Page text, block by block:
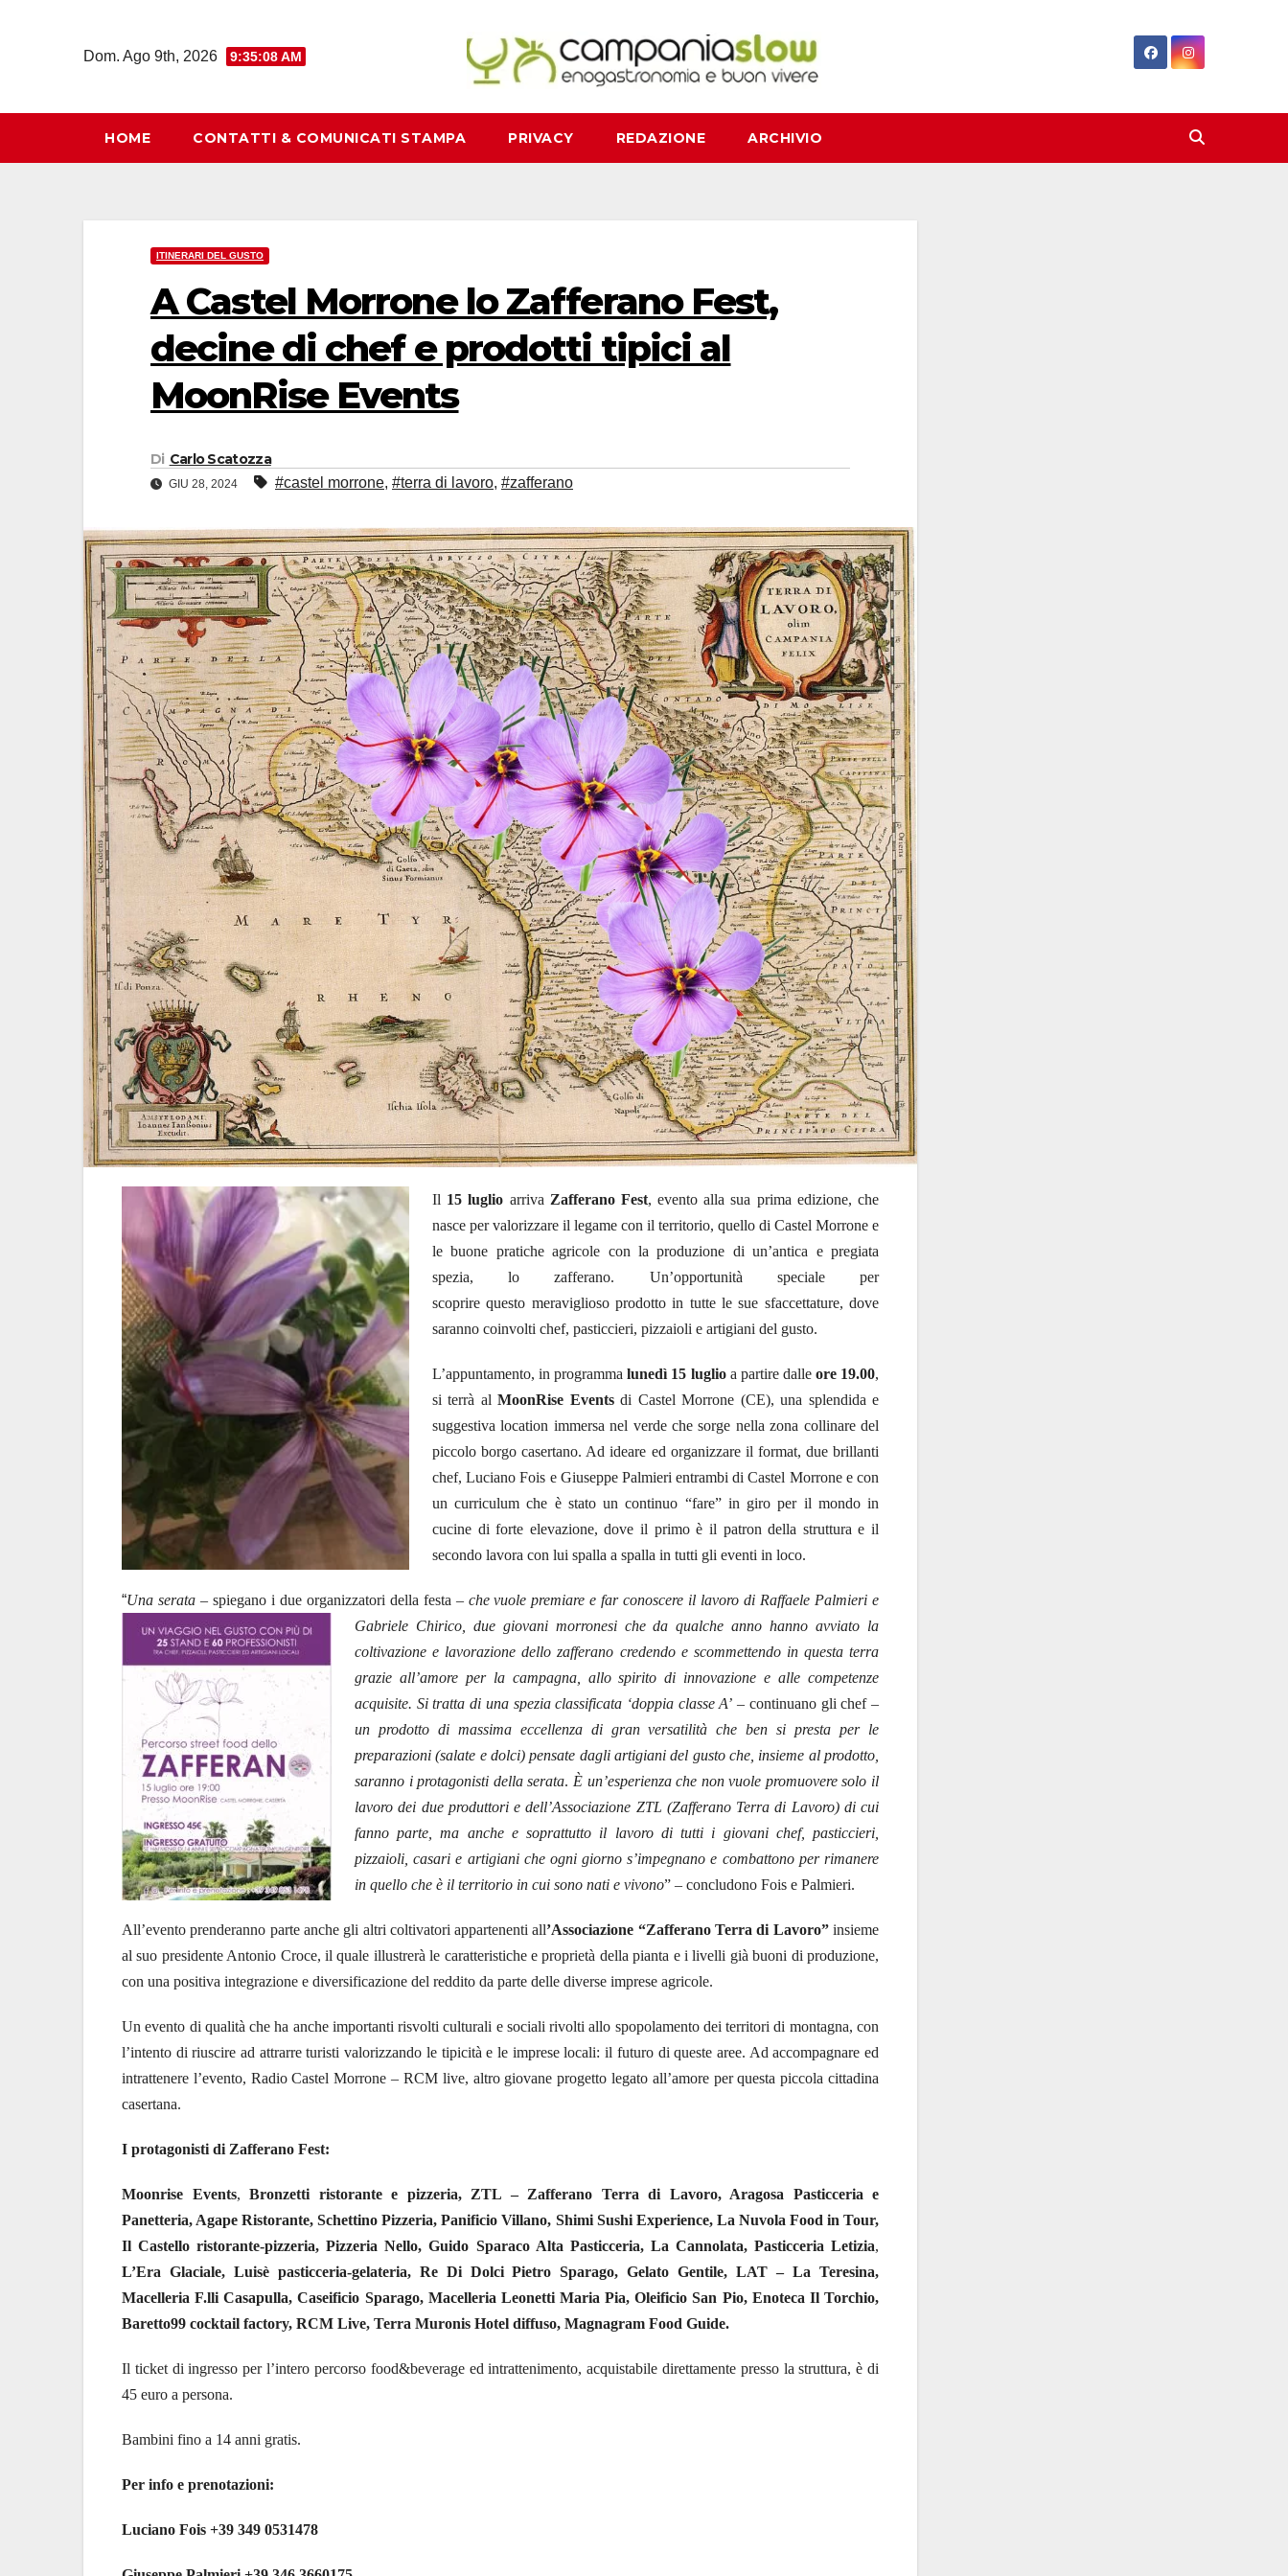
Dom. Ago 9th, 2026 9:35:09 AM
HOME CONTATTI & COMUNICATI STAMPA PRIVACY REDAZIONE ARCHIVIO
ITINERARI DEL GUSTO
A Castel Morrone lo Zafferano Fest,
decine di chef e prodotti tipici al
MoonRise Events
Di Carlo Scatozza
GIU 28, 2024 #castel morrone, #terra di lavoro, #zafferano
Il 15 luglio arriva Zafferano Fest, evento alla sua prima edizione, che
nasce per valorizzare il legame con il territorio, quello di Castel Morrone e
le buone pratiche agricole con la produzione di un’antica e pregiata
spezia, lo zafferano. Un’opportunità speciale per
scoprire questo meraviglioso prodotto in tutte le sue sfaccettature, dove
saranno coinvolti chef, pasticcieri, pizzaioli e artigiani del gusto.
L’appuntamento, in programmalunedì 15 luglioa partire dalleore 19.00,
si terrà alMoonRise Eventsdi Castel Morrone (CE), una splendida e
suggestiva location immersa nel verde che sorge nella zona collinare del
piccolo borgo casertano. Ad ideare ed organizzare il format, due brillanti
chef, Luciano Fois e Giuseppe Palmieri entrambi di Castel Morrone e con
un curriculum che è stato un continuo “fare” in giro per il mondo in
cucine di forte elevazione, dove il primo è il patron della struttura e il
secondo lavora con lui spalla a spalla in tutti gli eventi in loco.
“Una serata– spiegano i due organizzatori della festa – che vuole premiare e far conoscere il lavoro di Raffaele Palmieri e
Gabriele Chirico, due giovani morronesi che da qualche anno hanno avviato la
coltivazione e lavorazione dello zafferano credendo e scommettendo in questa terra
grazie all’amore per la campagna, allo spirito di innovazione e alle competenze
acquisite. Si tratta di una spezia classificata ‘doppia classe A’ – continuano gli chef –
un prodotto di massima eccellenza di gran versatilità che ben si presta per le
preparazioni (salate e dolci) pensate dagli artigiani del gusto che, insieme al prodotto,
saranno i protagonisti della serata. È un’esperienza che non vuole promuovere solo il
lavoro dei due produttori e dell’Associazione ZTL (Zafferano Terra di Lavoro) di cui
fanno parte, ma anche e soprattutto il lavoro di tutti i giovani chef, pasticcieri,
pizzaioli, casari e artigiani che ogni giorno s’impegnano e combattono per rimanere
in quello che è il territorio in cui sono nati e vivono” – concludono Fois e Palmieri.
All’evento prenderanno parte anche gli altri coltivatori appartenenti all’Associazione “Zafferano Terra di Lavoro”insieme
al suo presidente Antonio Croce, il quale illustrerà le caratteristiche e proprietà della pianta e i livelli già buoni di produzione,
con una positiva integrazione e diversificazione del reddito da parte delle diverse imprese agricole.
Un evento di qualità che ha anche importanti risvolti culturali e sociali rivolti allo spopolamento dei territori di montagna, con
l’intento di riuscire ad attrarre turisti valorizzando le tipicità e le imprese locali: il futuro di queste aree. Ad accompagnare ed
intrattenere l’evento, Radio Castel Morrone – RCM live, altro giovane progetto legato all’amore per questa piccola cittadina
casertana.
I protagonisti di Zafferano Fest:
Moonrise Events, Bronzetti ristorante e pizzeria, ZTL – Zafferano Terra di Lavoro, Aragosa Pasticceria e
Panetteria, Agape Ristorante, Schettino Pizzeria, Panificio Villano, Shimi Sushi Experience, La Nuvola Food in Tour,
Il Castello ristorante-pizzeria, Pizzeria Nello, Guido Sparaco Alta Pasticceria, La Cannolata, Pasticceria Letizia,
L’Era Glaciale, Luisè pasticceria-gelateria, Re Di Dolci Pietro Sparago, Gelato Gentile, LAT – La Teresina,
Macelleria F.lli Casapulla, Caseificio Sparago, Macelleria Leonetti Maria Pia, Oleificio San Pio, Enoteca Il Torchio,
Baretto99 cocktail factory, RCM Live, Terra Muronis Hotel diffuso, Magnagram Food Guide.
Il ticket di ingresso per l’intero percorso food&beverage ed intrattenimento, acquistabile direttamente presso la struttura, è di
45 euro a persona.
Bambini fino a 14 anni gratis.
Per info e prenotazioni:
Luciano Fois +39 349 0531478